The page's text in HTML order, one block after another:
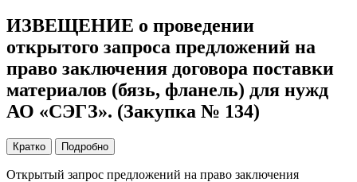
ИЗВЕЩЕНИЕ о проведении
открытого запроса предложений на
право заключения договора поставки
материалов (бязь, фланель) для нужд
АО «СЭГЗ». (Закупка № 134)
Кратко Подробно
Открытый запрос предложений на право заключения